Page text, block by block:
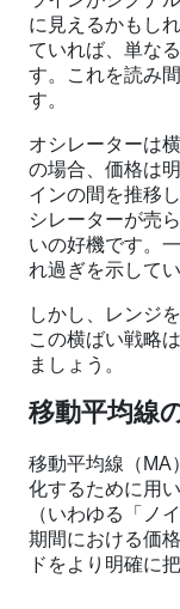
に見えるかもし
ていれば、単な
す。これを読み
す。
オシレーターは
の場合、価格は
インの間を推移
シレーターが売
いの好機です。
れ過ぎを示して
しかし、レンジ
この横ばい戦略
ましょう。
移動平均線
移動平均線（MA
化するために用
（いわゆる「ノ
期間における価
ドをより明確に